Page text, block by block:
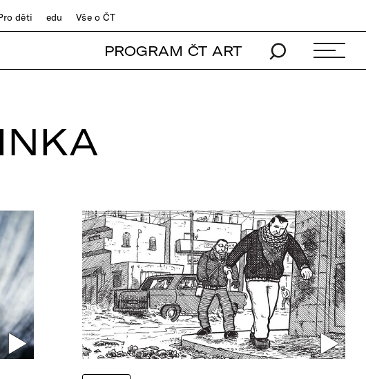
děti edu Vše o ČT
PROGRAM ČT ART